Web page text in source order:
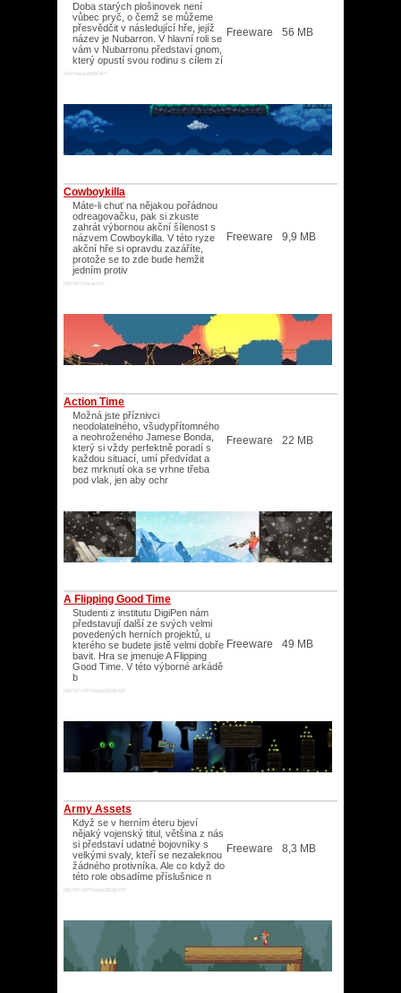
Doba starých plošinovek není
vůbec pryč, o čemž se můžeme
přesvědčit v následující hře, jejíž
název je Nubarron. V hlavní roli se
vám v Nubarronu představí gnom,
který opustí svou rodinu s cílem zí
XP/Vista/2003/XP/
Freeware 56 MB
Cowboykilla
Máte-li chuť na nějakou pořádnou
odreagovačku, pak si zkuste
zahrát výbornou akční šílenost s
názvem Cowboykilla. V této ryze
akční hře si opravdu zazáříte,
protože se to zde bude hemžit
jedním protiv
ME/XP/Vista/XP/
Freeware 9,9 MB
Action Time
Možná jste příznivci
neodolatelného, všudypřítomného
a neohroženého Jamese Bonda,
který si vždy perfektně poradí s
každou situací, umí předvídat a
bez mrknutí oka se vrhne třeba
pod vlak, jen aby ochr
Freeware 22 MB
A Flipping Good Time
Studenti z institutu DigiPen nám
představují další ze svých velmi
povedených herních projektů, u
kterého se budete jistě velmi dobře
bavit. Hra se jmenuje A Flipping
Good Time. V této výborné arkádě
b
ME/NT/XP/Vista/2003/XP/
Freeware 49 MB
Army Assets
Když se v herním éteru bjeví
nějaký vojenský titul, většina z nás
si představí udatné bojovníky s
velkými svaly, kteří se nezaleknou
žádného protivníka. Ale co když do
této role obsadíme příslušnice n
ME/NT/XP/Vista/2003/XP/
Freeware 8,3 MB